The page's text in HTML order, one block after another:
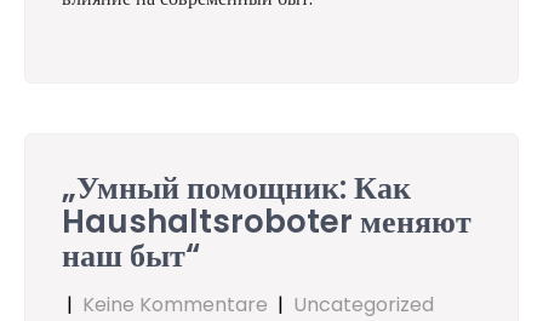
„Умный помощник: Как
Haushaltsroboter меняют
наш быт“
| Keine Kommentare | Uncategorized